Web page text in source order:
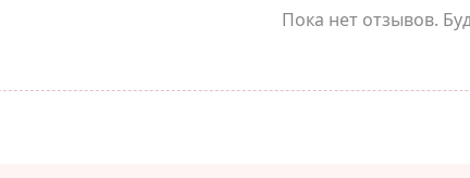
Пока нет отзывов.